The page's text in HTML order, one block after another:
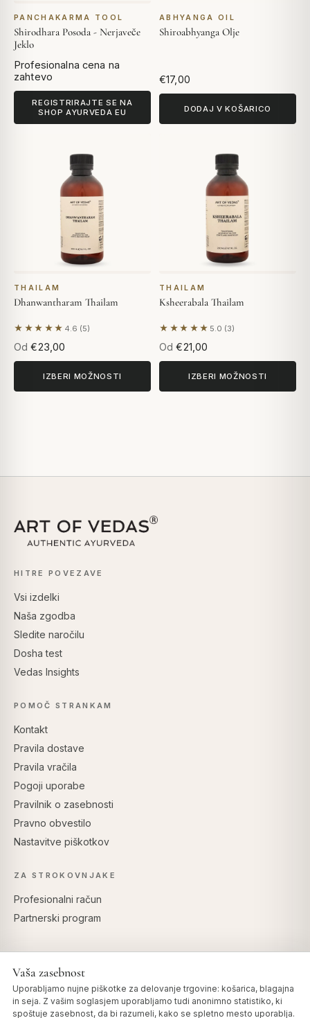
PANCHAKARMA TOOL
Shirodhara Posoda - Nerjaveče
Jeklo
Profesionalna cena na
zahtevo
REGISTRIRAJTE SE NA
SHOP AYURVEDA EU
ABHYANGA OIL
Shiroabhyanga Olje
€17,00
DODAJ V KOŠARICO
THAILAM
Dhanwantharam Thailam
★★★★★ 4.6 (5)
Na podlagi 5 mnenj
Od €23,00
IZBERI MOŽNOSTI
THAILAM
Ksheerabala Thailam
★★★★★ 5.0 (3)
Na podlagi 3 mnenj
Od €21,00
IZBERI MOŽNOSTI
HITRE POVEZAVE
Vsi izdelki
Naša zgodba
Sledite naročilu
Dosha test
Vedas Insights
POMOČ STRANKAM
Kontakt
Pravila dostave
Pravila vračila
Pogoji uporabe
Pravilnik o zasebnosti
Pravno obvestilo
Nastavitve piškotkov
ZA STROKOVNJAKE
Profesionalni račun
Partnerski program
Vaša zasebnost
Uporabljamo nujne piškotke za delovanje trgovine: košarica, blagajna
in seja. Z vašim soglasjem uporabljamo tudi anonimno statistiko, ki
spoštuje zasebnost, da bi razumeli, kako se spletno mesto uporablja.